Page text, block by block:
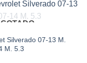
Silverado 07-13 M.
M. 5.3